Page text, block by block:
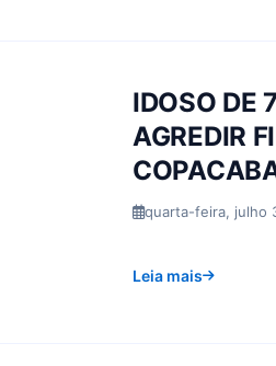
IDOSO DE
AGREDIR
quarta-feira, julho
Leia mais